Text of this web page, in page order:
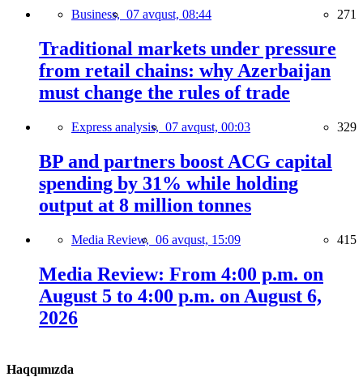
Business, 07 avqust, 08:44 271
Traditional markets under pressure
from retail chains: why Azerbaijan
must change the rules of trade
Express analysis, 07 avqust, 00:03 329
BP and partners boost ACG capital
spending by 31% while holding
output at 8 million tonnes
Media Review, 06 avqust, 15:09 415
Media Review: From 4:00 p.m. on
August 5 to 4:00 p.m. on August 6,
2026
Haqqımızda